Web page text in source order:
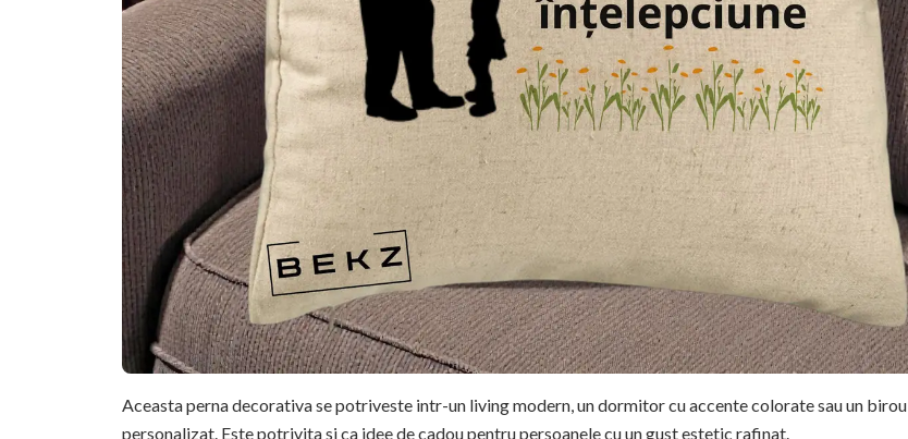
Aceasta perna decorativa se potriveste intr-un living modern, un dormitor cu accente colorate sau un birou
personalizat. Este potrivita si ca idee de cadou pentru persoanele cu un gust estetic rafinat.